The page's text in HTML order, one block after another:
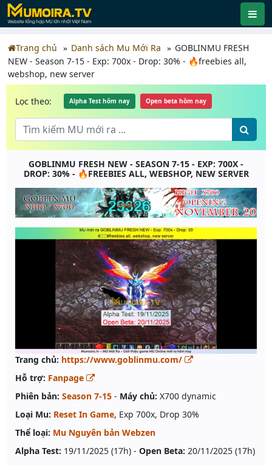
Trang chủ Danh sách Mu Mới Ra
GOBLINMU FRESH
NEW - Season 7-15 - Exp: 700x - Drop: 30% - 🔥freebies all,
webshop, new server
Lọc theo: Alpha Test hôm nay Open beta hôm nay
GOBLINMU FRESH NEW - SEASON 7-15 - EXP: 700X -
DROP: 30% - 🔥FREEBIES ALL, WEBSHOP, NEW SERVER
Trang chủ: https://www.goblinmu.com/
Hỗ trợ: Fanpage
Phiên bản: Season 7-15 - Máy chủ: X700 dynamic
Loại Mu: Reset In Game, Exp 700x, Drop 30%
Thể loại: Mu Nguyên bản Webzen
Alpha Test: 19/11/2025 (17h) - Open Beta: 20/11/2025 (17h)